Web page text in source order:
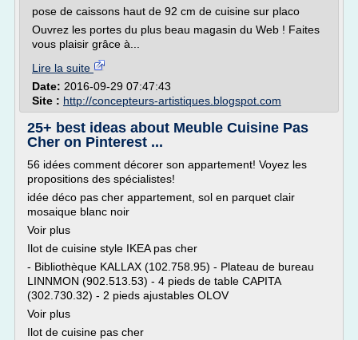
pose de caissons haut de 92 cm de cuisine sur placo
Ouvrez les portes du plus beau magasin du Web ! Faites
vous plaisir grâce à...
Lire la suite
Date: 2016-09-29 07:47:43
Site : http://concepteurs-artistiques.blogspot.com
25+ best ideas about Meuble Cuisine Pas
Cher on Pinterest ...
56 idées comment décorer son appartement! Voyez les
propositions des spécialistes!
idée déco pas cher appartement, sol en parquet clair
mosaique blanc noir
Voir plus
Ilot de cuisine style IKEA pas cher
- Bibliothèque KALLAX (102.758.95) - Plateau de bureau
LINNMON (902.513.53) - 4 pieds de table CAPITA
(302.730.32) - 2 pieds ajustables OLOV
Voir plus
Ilot de cuisine pas cher